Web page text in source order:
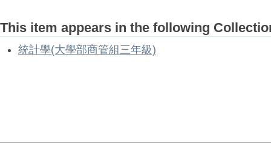
This item appears in the following
統計學(大學部商管組三年級)